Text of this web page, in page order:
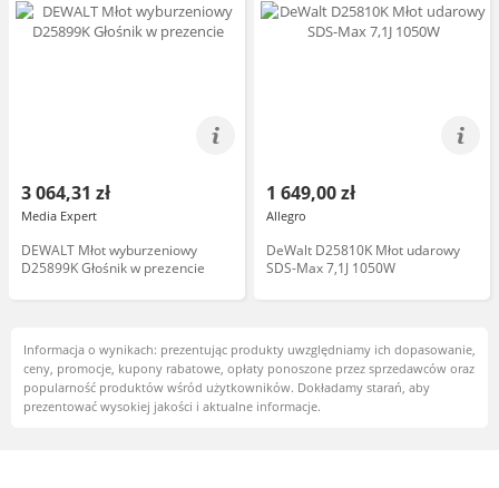
3 064,31 zł
Media Expert
DEWALT Młot wyburzeniowy
D25899K Głośnik w prezencie
1 649,00 zł
Allegro
DeWalt D25810K Młot udarowy
SDS-Max 7,1J 1050W
Informacja o wynikach: prezentując produkty uwzględniamy ich dopasowanie,
ceny, promocje, kupony rabatowe, opłaty ponoszone przez sprzedawców oraz
popularność produktów wśród użytkowników. Dokładamy starań, aby
prezentować wysokiej jakości i aktualne informacje.